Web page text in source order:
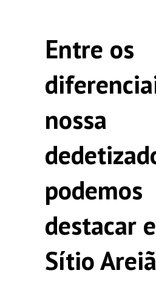
Entre os
nossa
podemos
destacar
Sítio